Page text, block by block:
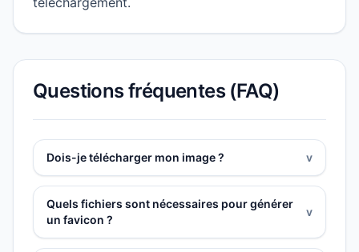
Questions fréquentes (FAQ)
Dois-je télécharger mon image ? v
Quels fichiers sont nécessaires pour générer
un favicon ?
v